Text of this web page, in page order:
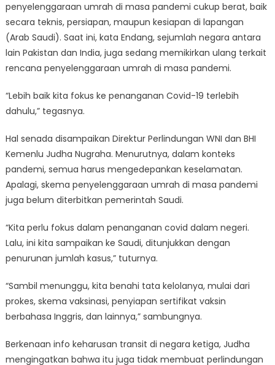
penyelenggaraan umrah di masa pandemi cukup berat, baik
secara teknis, persiapan, maupun kesiapan di lapangan
(Arab Saudi). Saat ini, kata Endang, sejumlah negara antara
lain Pakistan dan India, juga sedang memikirkan ulang terkait
rencana penyelenggaraan umrah di masa pandemi.
“Lebih baik kita fokus ke penanganan Covid-19 terlebih
dahulu,” tegasnya.
Hal senada disampaikan Direktur Perlindungan WNI dan BHI
Kemenlu Judha Nugraha. Menurutnya, dalam konteks
pandemi, semua harus mengedepankan keselamatan.
Apalagi, skema penyelenggaraan umrah di masa pandemi
juga belum diterbitkan pemerintah Saudi.
“Kita perlu fokus dalam penanganan covid dalam negeri.
Lalu, ini kita sampaikan ke Saudi, ditunjukkan dengan
penurunan jumlah kasus,” tuturnya.
“Sambil menunggu, kita benahi tata kelolanya, mulai dari
prokes, skema vaksinasi, penyiapan sertifikat vaksin
berbahasa Inggris, dan lainnya,” sambungnya.
Berkenaan info keharusan transit di negara ketiga, Judha
mengingatkan bahwa itu juga tidak membuat perlindungan